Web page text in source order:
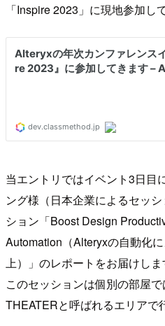
「Inspire 2023」に現地参加し
当エントリではイベント3日目
ング様（日本企業によるセッ
ション「Boost Design
Automation（Alteryxの自動化
上）」のレポートをお届けしま
このセッションは個別の部屋
THEATERと呼ばれるエリアで